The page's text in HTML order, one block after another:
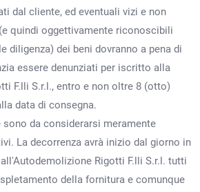
dal cliente, ed eventuali vizi e non
quindi oggettivamente riconoscibili
diligenza) dei beni dovranno a pena di
essere denunziati per iscritto alla
F.lli S.r.l., entro e non oltre 8 (otto)
data di consegna.
da considerarsi meramente
La decorrenza avrà inizio dal giorno in
Rigotti F.lli S.r.l. tutti
della fornitura e comunque